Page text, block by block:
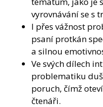
vyrovnávání se s
I přes vážnost
psaní protkán
a silnou
Ve svých dílech
problematiku
poruch, čímž
čtenáři.